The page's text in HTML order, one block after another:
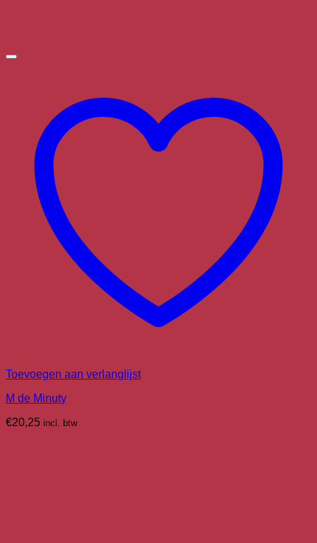
Toevoegen aan verlanglijst
M de Minuty
€20,25 incl. btw